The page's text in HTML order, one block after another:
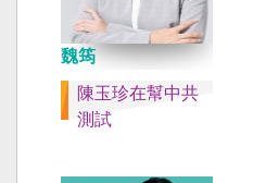
魏筠
陳玉珍在幫中共
測試